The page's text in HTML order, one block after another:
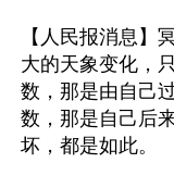
【人民报消息】
大的天象变化，
数，那是由自己
数，那是自己后
坏，都是如此。